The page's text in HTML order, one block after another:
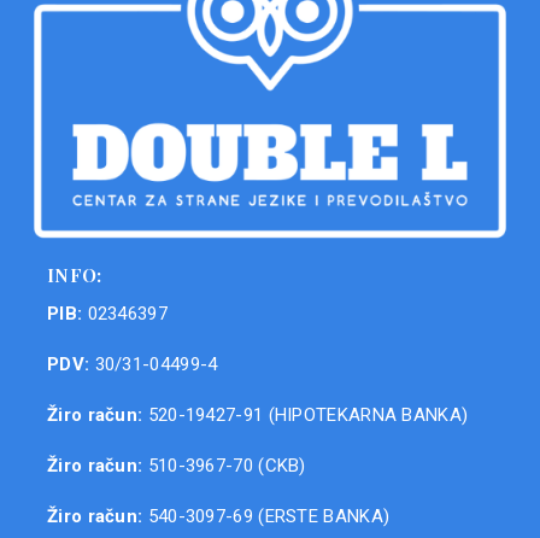
INFO:
PIB: 02346397
PDV: 30/31-04499-4
Žiro račun: 520-19427-91 (HIPOTEKARNA BANKA)
Žiro račun: 510-3967-70 (CKB)
Žiro račun: 540-3097-69 (ERSTE BANKA)